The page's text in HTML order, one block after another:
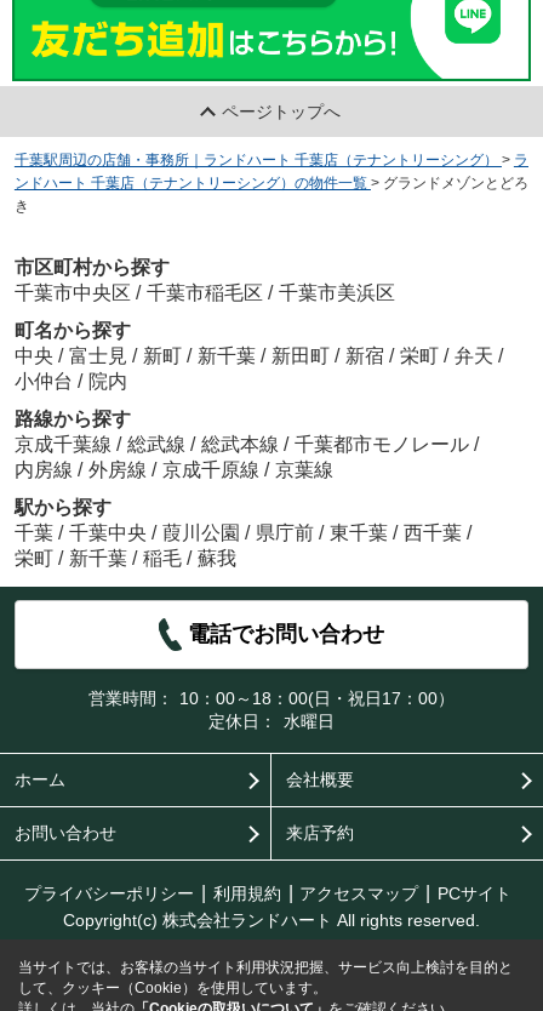
ページトップへ
千葉駅周辺の店舗・事務所｜ランドハート 千葉店（テナントリーシング） > ラ
ンドハート 千葉店（テナントリーシング）の物件一覧 > グランドメゾンとどろ
き
市区町村から探す
千葉市中央区 / 千葉市稲毛区 / 千葉市美浜区
町名から探す
中央 / 富士見 / 新町 / 新千葉 / 新田町 / 新宿 / 栄町 / 弁天 /
小仲台 / 院内
路線から探す
京成千葉線 / 総武線 / 総武本線 / 千葉都市モノレール /
内房線 / 外房線 / 京成千原線 / 京葉線
駅から探す
千葉 / 千葉中央 / 葭川公園 / 県庁前 / 東千葉 / 西千葉 /
栄町 / 新千葉 / 稲毛 / 蘇我
電話でお問い合わせ
営業時間：
10：00～18：00(日・祝日17：00）
定休日：
水曜日
ホーム 会社概要
お問い合わせ 来店予約
プライバシーポリシー 利用規約 アクセスマップ
PCサイト
Copyright(c) 株式会社ランドハート All rights reserved.
当サイトでは、お客様の当サイト利用状況把握、サービス向上検討を目的と
して、クッキー（Cookie）を使用しています。